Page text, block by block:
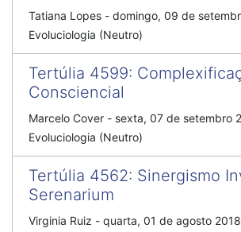
Tatiana Lopes - domingo, 09 de
Evoluciologia (Neutro)
Tertúlia 4599:
Consciencial
Marcelo Cover - sexta, 07 de setembro
Evoluciologia (Neutro)
Tertúlia 4562: Sinergismo
Serenarium
Virginia Ruiz - quarta, 01 de agosto 2018